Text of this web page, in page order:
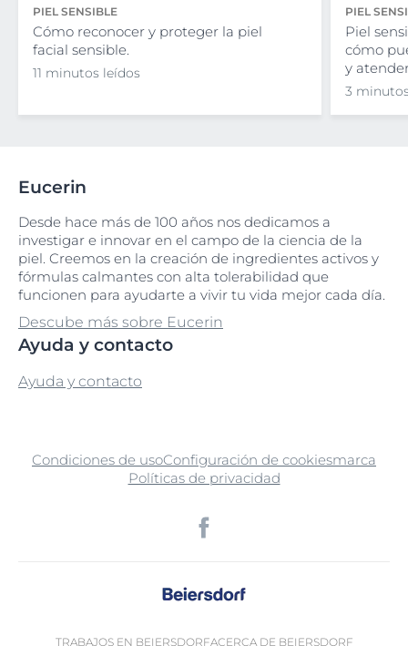
PIEL SENSIBLE
Cómo reconocer y proteger la piel
facial sensible.
11 minutos leídos
PIEL
Piel
cómo
y
3
Eucerin
Desde hace más de 100 años nos dedicamos a
investigar e innovar en el campo de la ciencia de la
piel. Creemos en la creación de ingredientes activos y
fórmulas calmantes con alta tolerabilidad que
funcionen para ayudarte a vivir tu vida mejor cada día.
Descube más sobre Eucerin
Ayuda y contacto
Ayuda y contacto
Condiciones de usoConfiguración de cookiesmarca
Políticas de privacidad
TRABAJOS EN BEIERSDORFACERCA DE BEIERSDORF